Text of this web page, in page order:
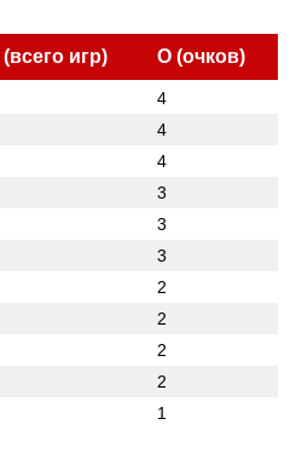
(всего игр) О (очков)
4
4
4
3
3
3
2
2
2
2
1